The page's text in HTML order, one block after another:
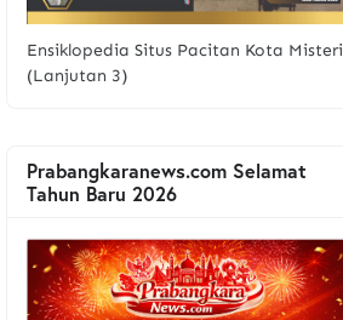
Ensiklopedia Situs Pacitan Kota Misteri
(Lanjutan 3)
Prabangkaranews.com Selamat
Tahun Baru 2026